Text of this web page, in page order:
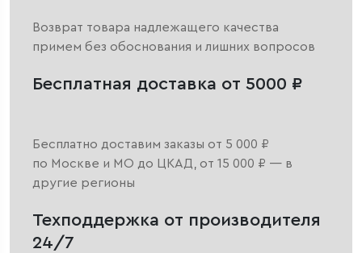
Возврат товара надлежащего качества
примем без обоснования и лишних вопросов
Бесплатная доставка от 5000 ₽
Бесплатно доставим заказы от 5 000 ₽
по Москве и МО до ЦКАД, от 15 000 ₽ — в
другие регионы
Техподдержка от производителя
24/7